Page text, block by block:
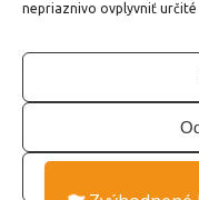
nepriaznivo ovplyvniť určité
Zaškrtnutím